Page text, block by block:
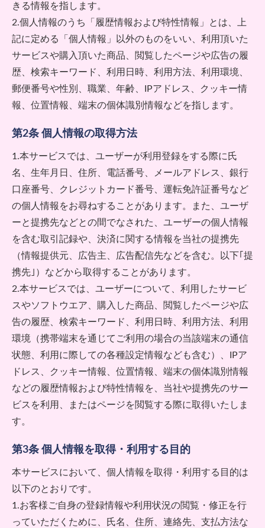
きる情報を指します。
2.個人情報のうち「履歴情報および特性情報」とは、上
記に定める「個人情報」以外のものをいい、利用頂いた
サービスや購入頂いた商品、閲覧したページや広告の履
歴、検索キーワード、利用日時、利用方法、利用環境、
郵便番号や性別、職業、年齢、IPアドレス、クッキー情
報、位置情報、端末の個体識別情報などを指します。
第2条 個人情報の取得方法
1.本サービスでは、ユーザーが利用登録をする際に氏
名、生年月日、住所、電話番号、メールアドレス、銀行
口座番号、クレジットカード番号、運転免許証番号など
の個人情報をお尋ねすることがあります。また、ユーザ
ーと提携先などとの間でなされた、ユーザーの個人情報
を含む取引記録や、決済に関する情報を当社の提携先
（情報提供元、広告主、広告配信先などを含む。以下｢提
携先｣）などから取得することがあります。
2.本サービスでは、ユーザーについて、利用したサービ
スやソフトウエア、購入した商品、閲覧したページや広
告の履歴、検索キーワード、利用日時、利用方法、利用
環境（携帯端末を通じてご利用の場合の当該端末の通信
状態、利用に際しての各種設定情報なども含む）、IPア
ドレス、クッキー情報、位置情報、端末の個体識別情報
などの履歴情報および特性情報を、当社や提携先のサー
ビスを利用、またはページを閲覧する際に取得いたしま
す。
第3条 個人情報を取得・利用する目的
本サービスにおいて、個人情報を取得・利用する目的は
以下のとおりです。
1.お客様ご自身の登録情報や利用状況の閲覧・修正を行
っていただくために、氏名、住所、連絡先、支払方法な